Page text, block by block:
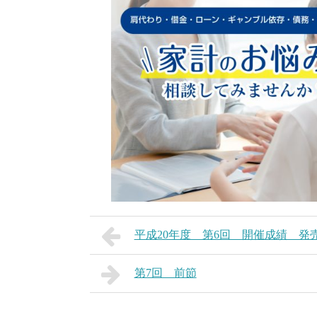
平成20年度 第6回 開催成績 発
第7回 前節